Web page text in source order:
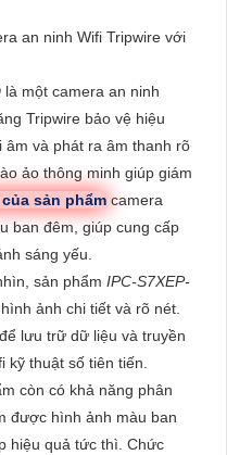
an ninh Wifi Tripwire với
là một camera an ninh
Tripwire bảo vệ hiệu
âm và phát ra âm thanh rõ
ảo thông minh giúp giám
sản phẩm camera
ban đêm, giúp cung cấp
sáng yếu.
sản phẩm IPC-S7XEP-
ảnh chi tiết và rõ nét.
lưu trữ dữ liệu và truyền
kỹ thuật số tiên tiến.
còn có khả năng phân
được hình ảnh màu ban
hiệu quả tức thì. Chức